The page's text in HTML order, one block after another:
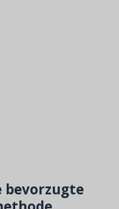
bevorzugte